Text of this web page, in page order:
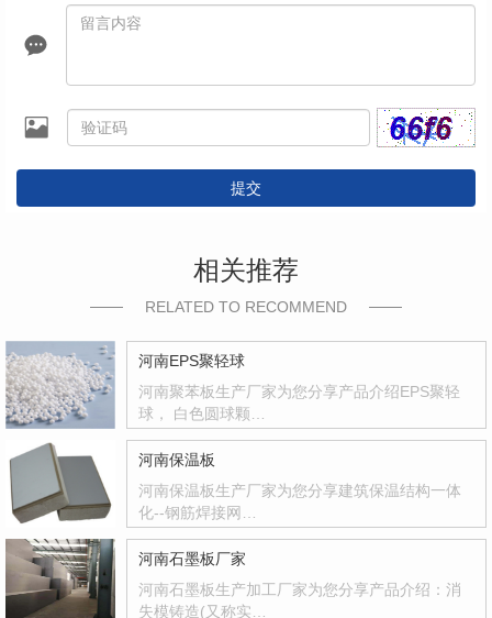
提交
相关推荐
RELATED TO RECOMMEND
河南EPS聚轻球
河南聚苯板生产厂家为您分享产品介绍EPS聚轻
球， 白色圆球颗…
河南保温板
河南保温板生产厂家为您分享建筑保温结构一体
化--钢筋焊接网…
河南石墨板厂家
河南石墨板生产加工厂家为您分享产品介绍：消
失模铸造(又称实…